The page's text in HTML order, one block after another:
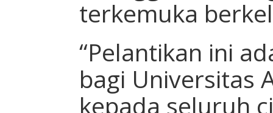
terkemuka
“Pelantikan ini
bagi Universitas
kepada seluruh